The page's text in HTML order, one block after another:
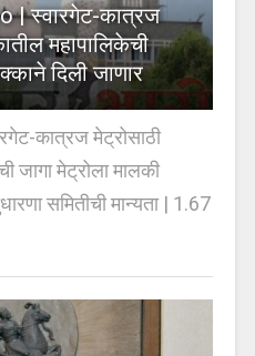
| स्वारगेट-कात्रज
महापालिकेची
दिली जाणार
कात्रज मेट्रोसाठी
जागा मेट्रोला मालकी
समितीची मान्यता | 1.67